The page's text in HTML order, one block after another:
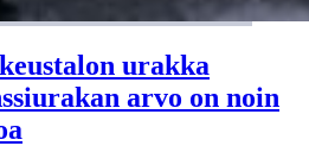
urakka
arvo on noin